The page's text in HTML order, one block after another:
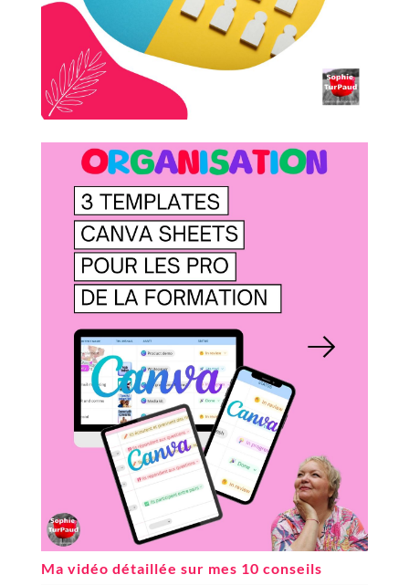
Ma vidéo détaillée sur mes 10 conseils